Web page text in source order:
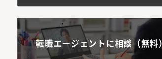
転職エージェントに相談（無料）